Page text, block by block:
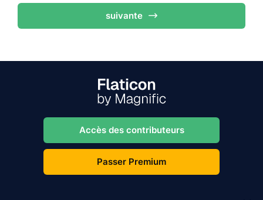
suivante
Accès des contributeurs
Passer Premium